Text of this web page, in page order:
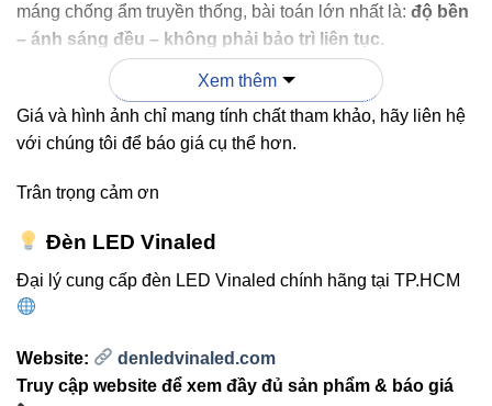
máng chống ẩm truyền thống, bài toán lớn nhất là: độ bền
– ánh sáng đều – không phải bảo trì liên tục.
V3LTP-80 giải quyết đồng thời cả ba:
Độ kín cao:IP65 giúp đèn hoạt động ổn định trong
Ánh sáng mạnh và rộng:
vẫn tiết kiệm điện.
Không nhấp nháy:phù hợp dây chuyền sản xuất
Chip Lumileds:độ suy giảm quang thông thấp hơn
đáng kể so với các dòng không thương hiệu.
Xem thêm
Giá và hình ảnh chỉ mang tính chất tham khảo, hãy liên hệ
với chúng tôi để báo giá cụ thể hơn.
Trân trọng cảm ơn
Đèn LED Vinaled
Đại lý cung cấp đèn LED Vinaled chính hãng tại TP.HCM
Website:
denledvinaled.com
Truy cập website để xem đầy đủ sản phẩm & báo giá